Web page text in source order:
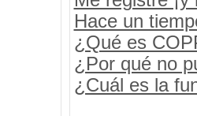
Hace un
¿Qué es
¿Por qué no
¿Cuál es la